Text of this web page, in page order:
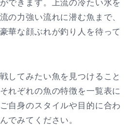
できます。上流の冷たい水を
の力強い流れに潜む魚まで、
華な顔ぶれが釣り人を待って
してみたい魚を見つけること
れぞれの魚の特徴を一覧表に
自身のスタイルや目的に合わ
でみてください。